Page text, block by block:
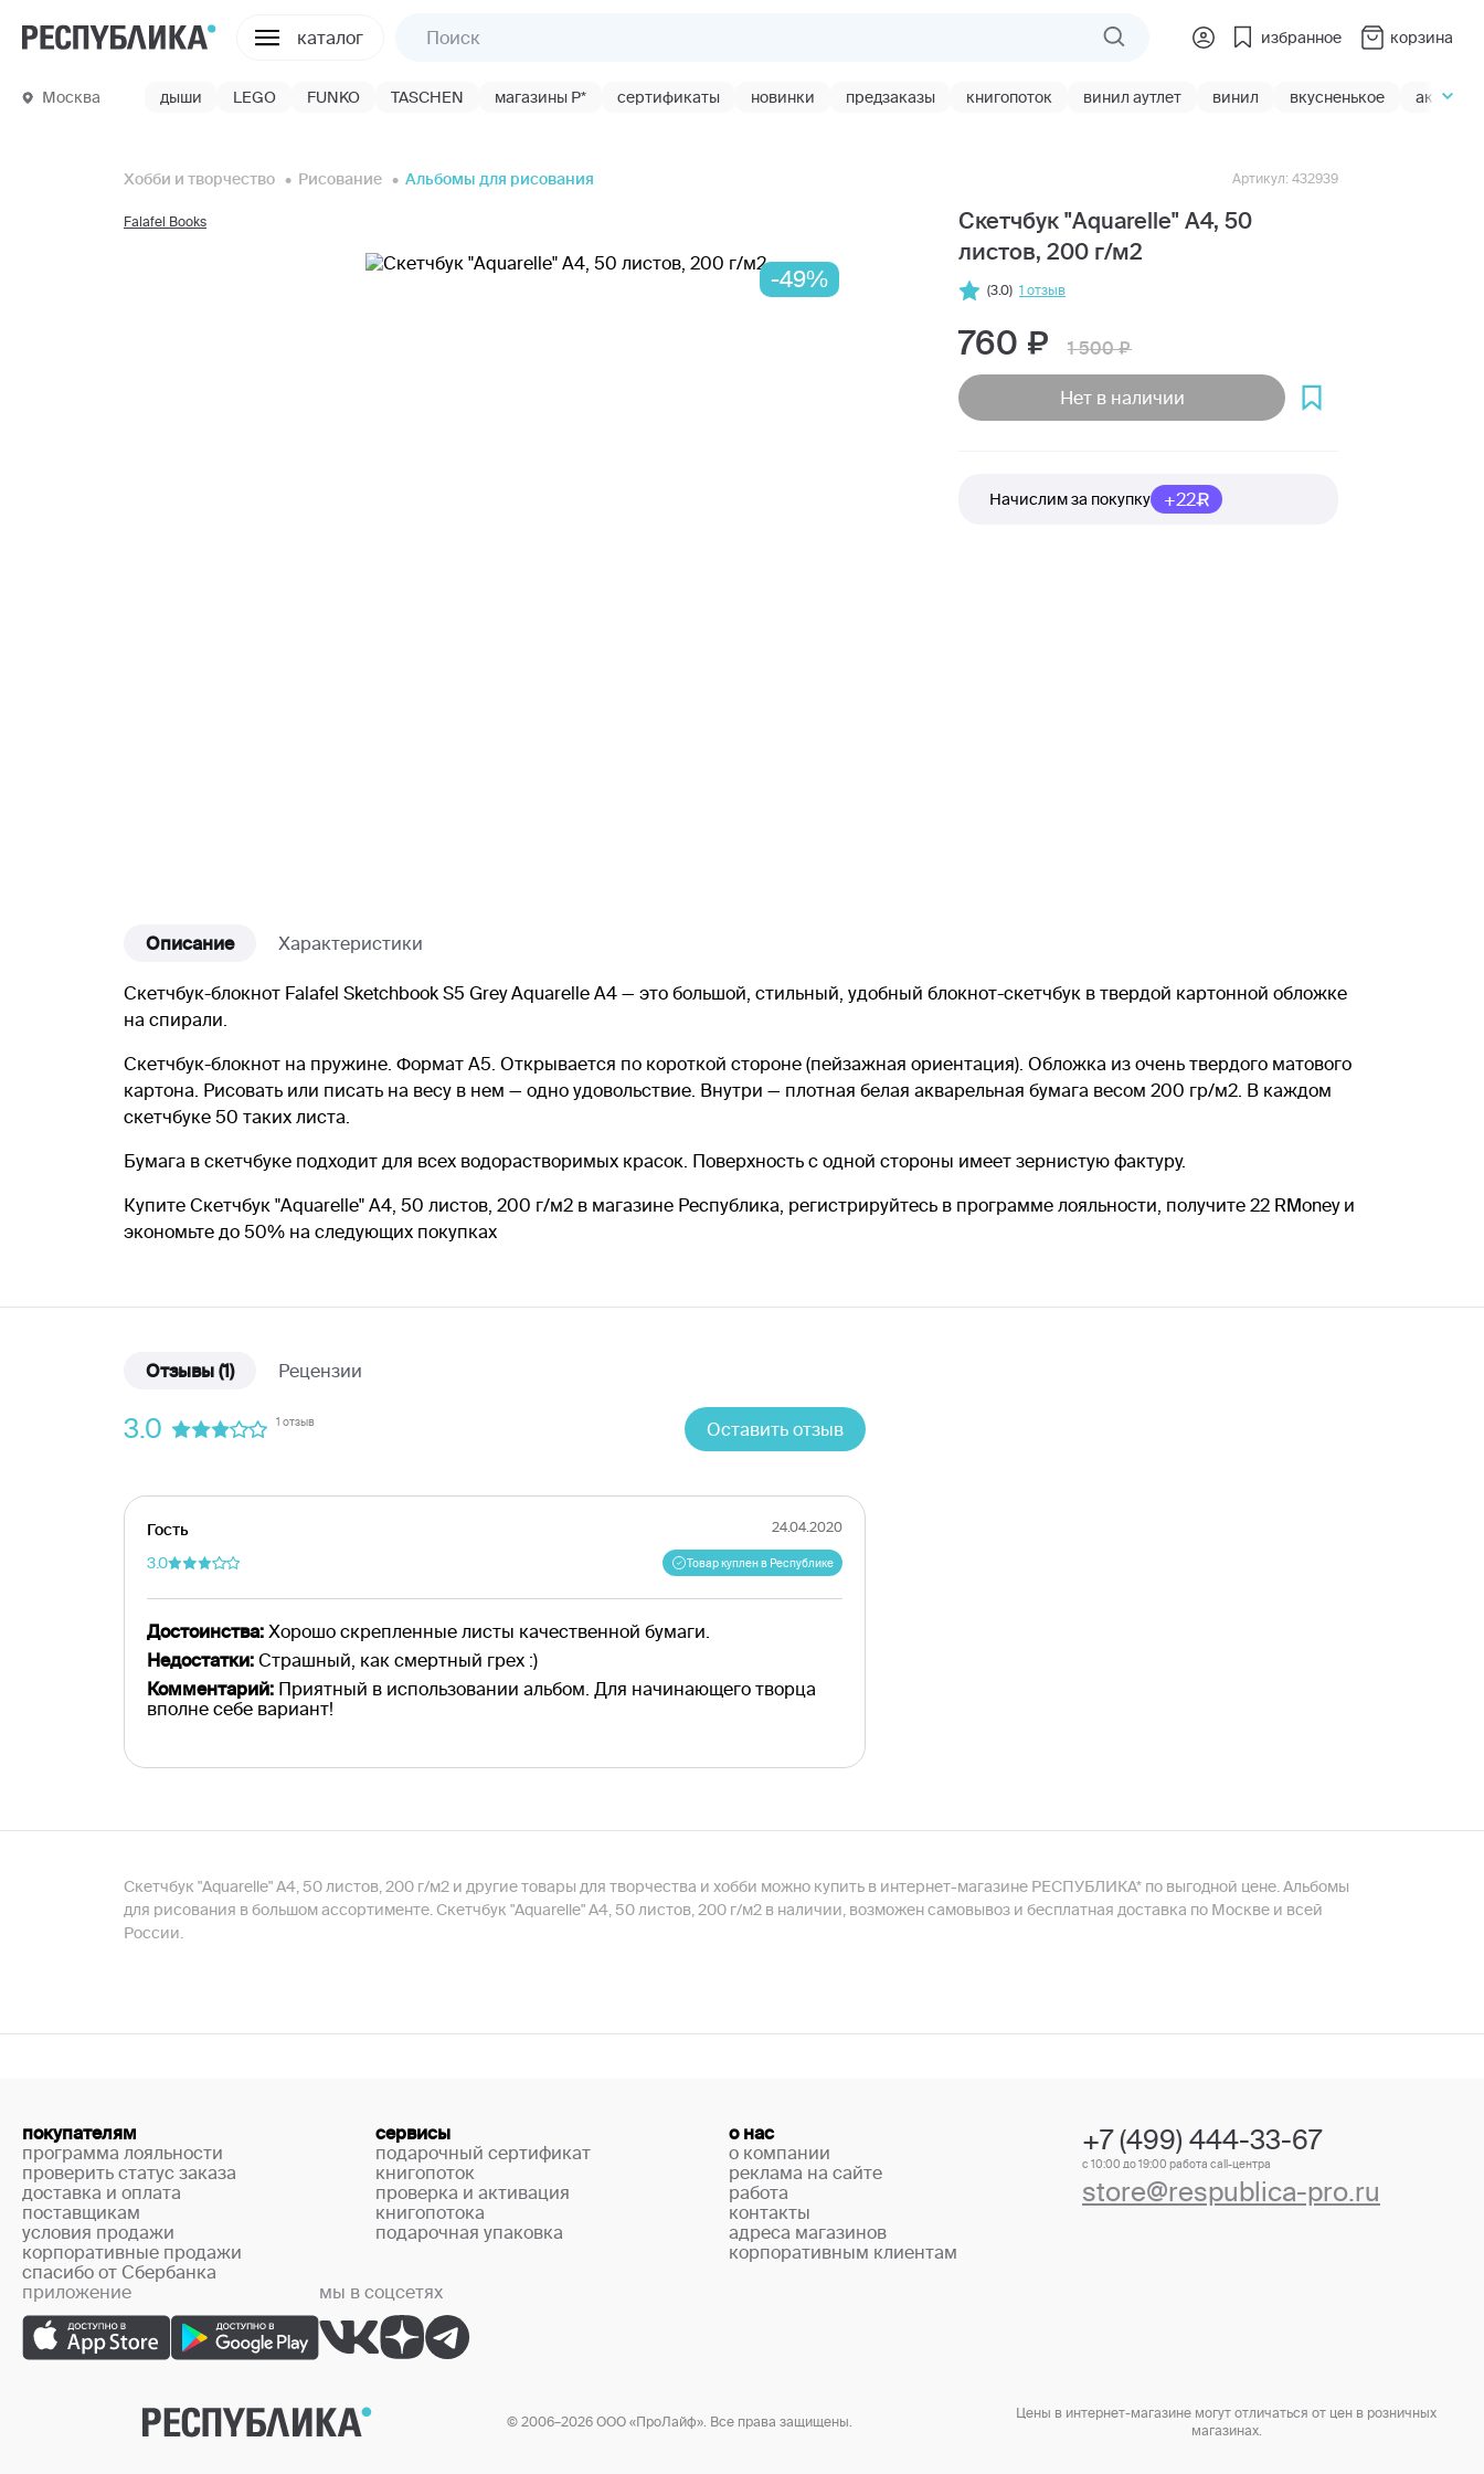
каталог избранное корзина
Москва дыши LEGO FUNKO TASCHEN магазины Р* сертификаты новинки предзаказы книгопоток винил аутлет винил вкусненькое акции
Хобби и творчество Рисование Альбомы для рисования
-49%
Falafel Books
Скетчбук "Aquarelle" А4, 50
листов, 200 г/м2
Артикул: 432939
(3.0) 1 отзыв
760 1 500
Нет в наличии
Начислим за покупку +22
Описание Характеристики
Cкетчбук-блокнот Falafel Sketchbook S5 Grey Aquarelle A4 — это большой, стильный, удобный блокнот-скетчбук в твердой картонной обложке
на спирали.
Скетчбук-блокнот на пружине. Формат А5. Открывается по короткой стороне (пейзажная ориентация). Обложка из очень твердого матового
картона. Рисовать или писать на весу в нем — одно удовольствие. Внутри — плотная белая акварельная бумага весом 200 гр/м2. В каждом
скетчбуке 50 таких листа.
Бумага в скетчбуке подходит для всех водорастворимых красок. Поверхность с одной стороны имеет зернистую фактуру.
Купите Скетчбук "Aquarelle" А4, 50 листов, 200 г/м2 в магазине Республика, регистрируйтесь в программе лояльности, получите 22 RMoney и
экономьте до 50% на следующих покупках
Отзывы (1) Рецензии
3.0 1 отзыв Оставить отзыв
Гость 24.04.2020
3.0 Товар куплен в Республике
Достоинства: Хорошо скрепленные листы качественной бумаги.
Недостатки: Страшный, как смертный грех :)
Комментарий: Приятный в использовании альбом. Для начинающего творца
вполне себе вариант!
Скетчбук "Aquarelle" А4, 50 листов, 200 г/м2 и другие товары для творчества и хобби можно купить в интернет-магазине РЕСПУБЛИКА* по выгодной цене. Альбомы
для рисования в большом ассортименте. Скетчбук "Aquarelle" А4, 50 листов, 200 г/м2 в наличии, возможен самовывоз и бесплатная доставка по Москве и всей
России.
покупателям
программа лояльности
проверить статус заказа
доставка и оплата
поставщикам
условия продажи
корпоративные продажи
спасибо от Сбербанка
сервисы
подарочный сертификат
книгопоток
проверка и активация
книгопотока
подарочная упаковка
о нас
о компании
реклама на сайте
работа
контакты
адреса магазинов
корпоративным клиентам
+7 (499) 444-33-67
с 10:00 до 19:00 работа call-центра
store@respublica-pro.ru
приложение мы в соцсетях
© 2006–2026 ООО «ПроЛайф». Все права защищены.
Цены в интернет-магазине могут отличаться от цен в розничных
магазинах.